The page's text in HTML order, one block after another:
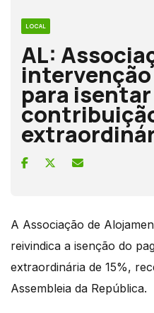
LOCAL
AL:
intervenção
para
A Associação de
reivindica a isenção do
extraordinária de 15%,
Assembleia da República.